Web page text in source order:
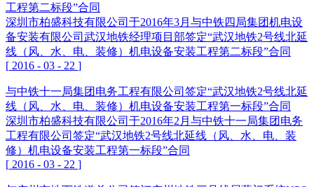
工程第二标段”合同
深圳市柏盛科技有限公司于2016年3月与中铁四局集团机电设
备安装有限公司武汉地铁经理项目部签定“武汉地铁2号线北延
线（风、水、电、装修）机电设备安装工程第二标段”合同
[ 2016 - 03 - 22 ]
与中铁十一局集团电务工程有限公司签定“武汉地铁2号线北延
线（风、水、电、装修）机电设备安装工程第一标段”合同
深圳市柏盛科技有限公司于2016年2月与中铁十一局集团电务
工程有限公司签定“武汉地铁2号线北延线（风、水、电、装
修）机电设备安装工程第一标段”合同
[ 2016 - 03 - 22 ]